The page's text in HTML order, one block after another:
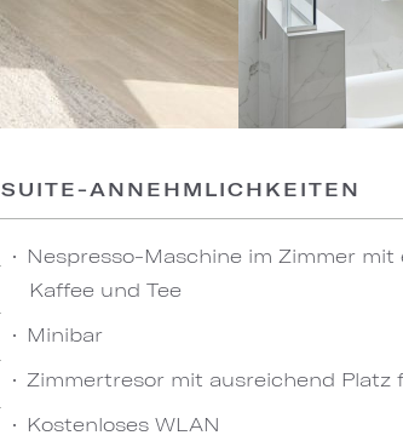
SUITE-ANNEHMLICHKEITEN
Nespresso-Maschine im Zimmer
Kaffee und Tee
Minibar
Zimmertresor mit ausreichend Platz
Kostenloses WLAN